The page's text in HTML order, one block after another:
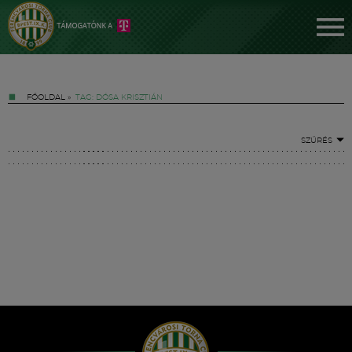
FŐOLDAL » TAG: DÓSA KRISZTIÁN
SZŰRÉS
Hírek